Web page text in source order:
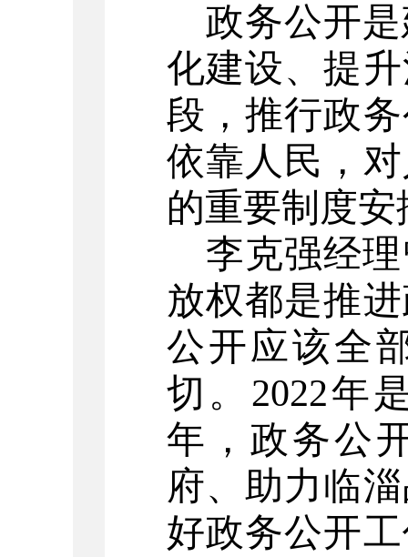
政务公开
化建设、提
段，推行政
依靠人民，
的重要制度安
李克强经
放权都是推
公开应该全
切。 2022年
年，政务公
府、助力临
好政务公开